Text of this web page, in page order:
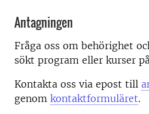
Antagningen
Fråga oss om behörighet
sökt program eller kurser
Kontakta oss via epost till
genom kontaktformuläret.